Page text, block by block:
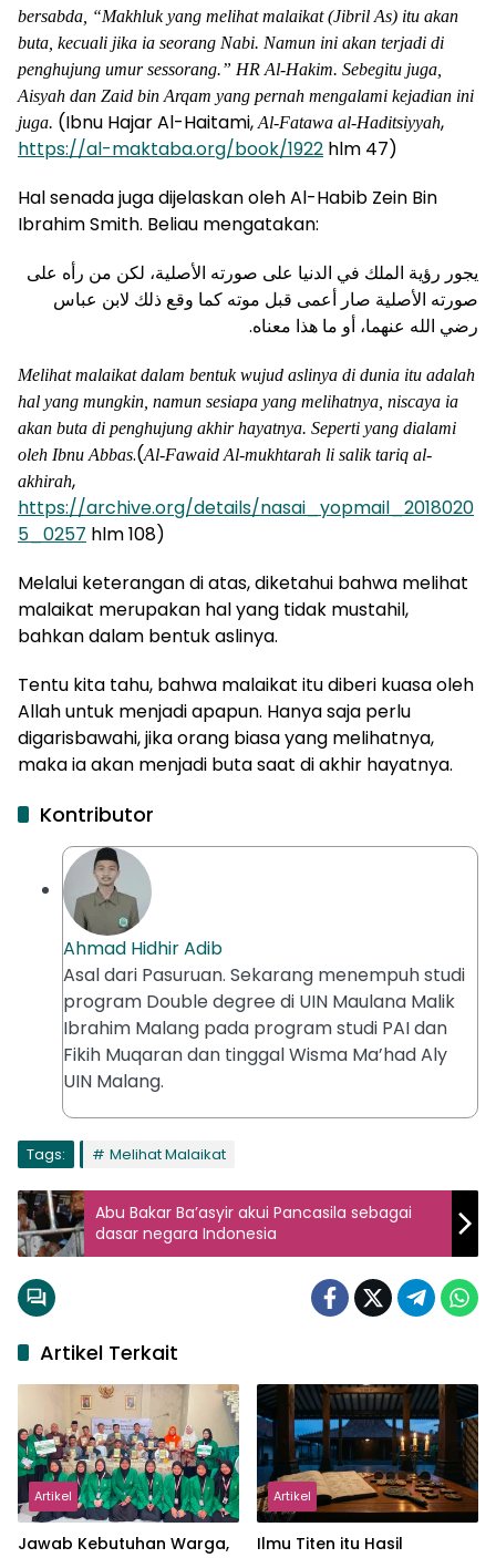
bersabda, “Makhluk yang melihat malaikat (Jibril As) itu akan
buta, kecuali jika ia seorang Nabi. Namun ini akan terjadi di
penghujung umur sessorang.” HR Al-Hakim. Sebegitu juga,
Aisyah dan Zaid bin Arqam yang pernah mengalami kejadian ini
juga. (Ibnu Hajar Al-Haitami,Al-Fatawa al-Haditsiyyah,
https://al-maktaba.org/book/1922 hlm 47)
Hal senada juga dijelaskan oleh Al-Habib Zein Bin
Ibrahim Smith. Beliau mengatakan:
يجور رؤية الملك في الدنيا على صورته الأصلية، لكن من رأه على
صورته الأصلية صار أعمى قبل موته كما وقع ذلك لابن عباس
رضي الله عنهما، أو ما هذا معناه.
Melihat malaikat dalam bentuk wujud aslinya di dunia itu adalah
hal yang mungkin, namun sesiapa yang melihatnya, niscaya ia
akan buta di penghujung akhir hayatnya. Seperti yang dialami
oleh Ibnu Abbas.(Al-Fawaid Al-mukhtarah li salik tariq al-
akhirah,
https://archive.org/details/nasai_yopmail_2018020
5_0257 hlm 108)
Melalui keterangan di atas, diketahui bahwa melihat
malaikat merupakan hal yang tidak mustahil,
bahkan dalam bentuk aslinya.
Tentu kita tahu, bahwa malaikat itu diberi kuasa oleh
Allah untuk menjadi apapun. Hanya saja perlu
digarisbawahi, jika orang biasa yang melihatnya,
maka ia akan menjadi buta saat di akhir hayatnya.
Kontributor
Ahmad Hidhir Adib
Asal dari Pasuruan. Sekarang menempuh studi
program Double degree di UIN Maulana Malik
Ibrahim Malang pada program studi PAI dan
Fikih Muqaran dan tinggal Wisma Ma’had Aly
UIN Malang.
Tags: Melihat Malaikat
Abu Bakar Ba’asyir akui Pancasila sebagai
dasar negara Indonesia
Artikel Terkait
Artikel
Jawab Kebutuhan Warga,
Artikel
Ilmu Titen itu Hasil